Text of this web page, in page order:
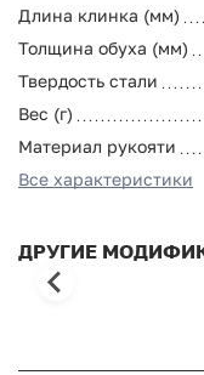
Длина клинка (мм)
Толщина обуха (мм)
Твердость стали
Вес (г)
Материал рукояти
Все характеристики
ДРУГИЕ